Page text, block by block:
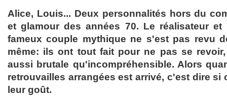
Alice, Louis... Deux personnalités hors du
et glamour des années 70. Le réalisateur
fameux couple mythique ne s'est pas revu
même: ils ont tout fait pour ne pas se
aussi brutale qu'incompréhensible. Alors
retrouvailles arrangées est arrivé, c'est dire si
leur goût.